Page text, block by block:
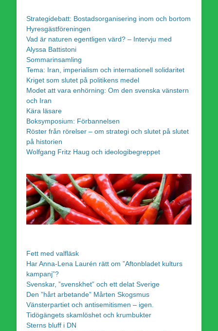
Strategidebatt: Bostadsorganisering inom och bortom
Hyresgästföreningen
Vad är naturen egentligen värd? – Intervju med
Alyssa Battistoni
Sommarinsamling
Tema: Iran, imperialism och internationell solidaritet
Kriget som slutet på politikens medel
Modet att vara enhörning: Om den svenska vänstern
och Iran
Kära läsare
Boksymposium: Förbannelsen
Röster från rörelser – om strategi och slutet på slutet
på historien
Wolfgang Fritz Haug och ideologibegreppet
Fett med valfläsk
Har Anna-Lena Laurén rätt om ”Aftonbladet kulturs
kampanj”?
Svenskar, ”svenskhet” och ett delat Sverige
Den ”hårt arbetande” Mårten Skogsmus
Vänsterpartiet och antisemitismen – igen.
Tidögängets skamlöshet och krumbukter
Sterns bluff i DN